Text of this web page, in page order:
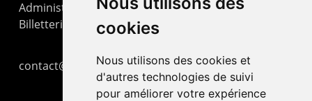
cookies
Nous utilisons des cookies et
d'autres technologies de suivi
pour améliorer votre expérience
Administration : +41 32 725 03 03
Billetterie : +41 32 725 05 05
contact@lepommier.ch